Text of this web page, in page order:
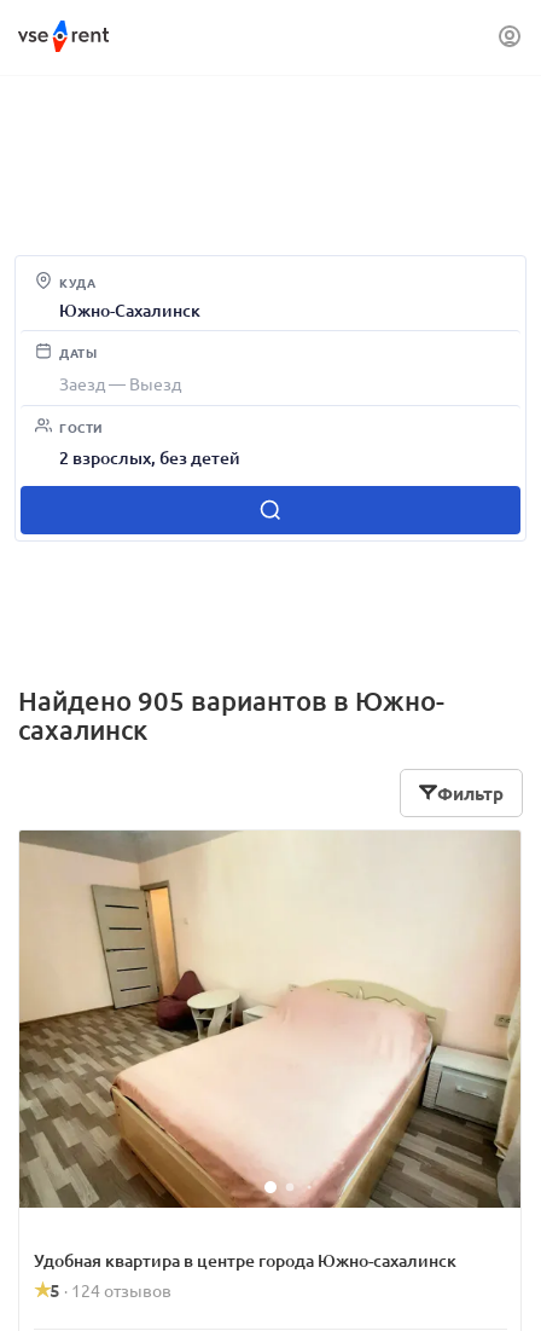
КУДА
ДАТЫ
Заезд — Выезд
ГОСТИ
2 взрослых, без детей
Найдено 905 вариантов в Южно-
сахалинск
Фильтр
Удобная квартира в центре города Южно-сахалинск
5 · 124 отзывов